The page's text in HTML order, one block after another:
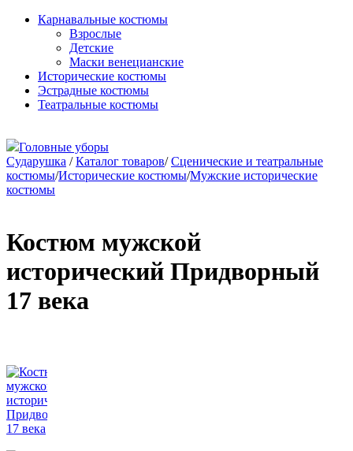
Карнавальные костюмы
Взрослые
Детские
Маски венецианские
Исторические костюмы
Эстрадные костюмы
Театральные костюмы
Головные уборы
Сударушка / Каталог товаров/ Сценические и театральные
костюмы/Исторические костюмы/Мужские исторические
костюмы
Костюм мужской
исторический Придворный
17 века